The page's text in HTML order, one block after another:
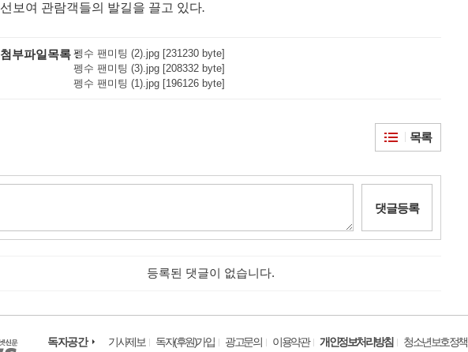
선보여 관람객들의 발길을 끌고 있다.
첨부파일목록 펭수 팬미팅 (2).jpg [231230 byte]
펭수 팬미팅 (3).jpg [208332 byte]
펭수 팬미팅 (1).jpg [196126 byte]
목록
댓글등록
등록된 댓글이 없습니다.
독자공간 기사제보 독자(후원)가입 광고문의 이용약관 개인정보처리방침
청소년보호정책